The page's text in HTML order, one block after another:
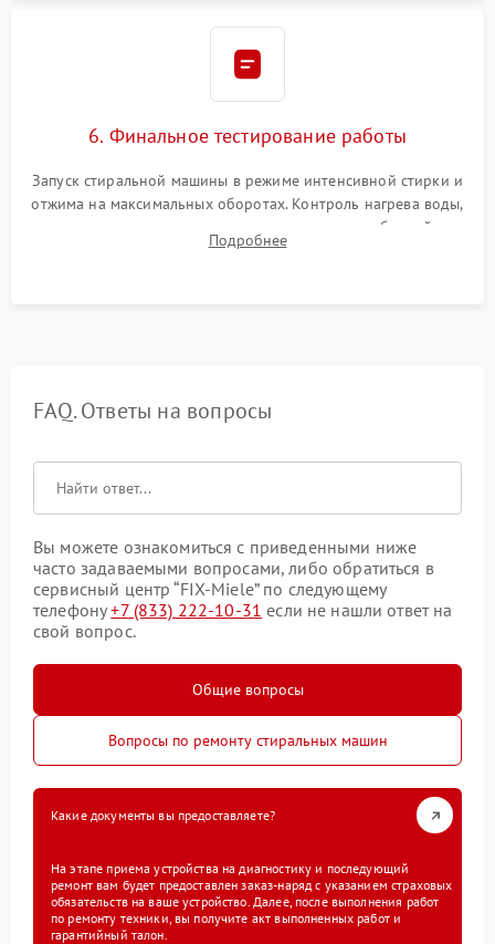
6. Финальное тестирование работы
Запуск стиральной машины в режиме интенсивной стирки и
отжима на максимальных оборотах. Контроль нагрева воды,
корректности слива, отсутствия излишних вибраций,
посторонних стуков и протечек под корпусом.
Подробнее
FAQ. Ответы на вопросы
Вы можете ознакомиться с приведенными ниже
часто задаваемыми вопросами, либо обратиться в
сервисный центр “FIX-Miele” по следующему
телефону+7 (833) 222-10-31 если не нашли ответ на
свой вопрос.
Общие вопросы
Вопросы по ремонту стиральных машин
Какие документы вы предоставляете?
На этапе приема устройства на диагностику и последующий
ремонт вам будет предоставлен заказ-наряд с указанием страховых
обязательств на ваше устройство. Далее, после выполнения работ
по ремонту техники, вы получите акт выполненных работ и
гарантийный талон.